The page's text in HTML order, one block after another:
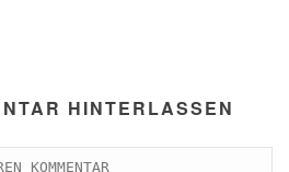
HINTERLASSEN